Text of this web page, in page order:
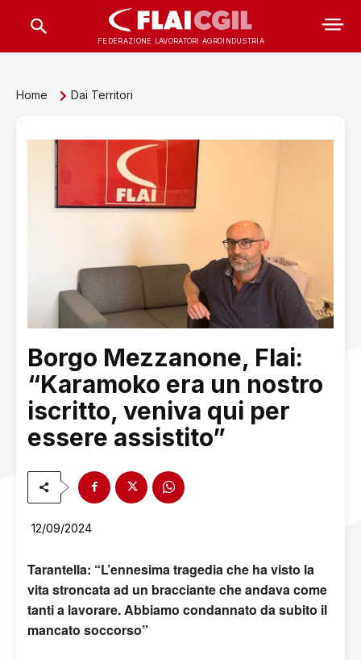
FEDERAZIONE LAVORATORI AGROINDUSTRIA
Home Dai Territori
Borgo Mezzanone, Flai:
“Karamoko era un nostro
iscritto, veniva qui per
essere assistito”
12/09/2024
Tarantella: “L’ennesima tragedia che ha visto la
vita stroncata ad un bracciante che andava come
tanti a lavorare. Abbiamo condannato da subito il
mancato soccorso”